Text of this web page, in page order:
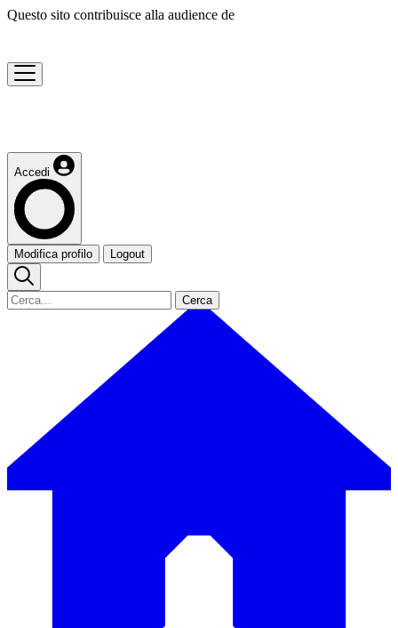
Questo sito contribuisce alla audience de
Accedi
Modifica profilo Logout
Cerca